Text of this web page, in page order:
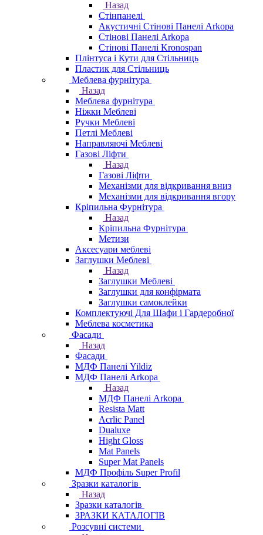
Назад
Стінпанелі
Акустичні Стінові Панелі Аrkopa
Стінові Панелі Arkopa
Стінові Панелі Kronospan
Плінтуса і Кути для Стільниць
Пластик для Стільниць
Меблева фурнітура
Назад
Меблева фурнітура
Ніжки Меблеві
Ручки Меблеві
Петлі Меблеві
Направляючі Меблеві
Газові Ліфти
Назад
Газові Ліфти
Механізми для відкривання вниз
Механізми для відкривання вгору
Кріпильна Фурнітура
Назад
Кріпильна Фурнітура
Метизи
Аксесуари меблеві
Заглушки Меблеві
Назад
Заглушки Меблеві
Заглушки для конфірмата
Заглушки самоклейки
Комплектуючі Для Шафи і Гардеробної
Меблева косметика
Фасади
Назад
Фасади
МДФ Панелі Yildiz
МДФ Панелі Arkopa
Назад
МДФ Панелі Arkopa
Resista Matt
Acrlic Panel
Dualuxe
Hight Gloss
Mat Panels
Super Mat Panels
МДФ Профіль Super Profil
Зразки каталогів
Назад
Зразки каталогів
ЗРАЗКИ КАТАЛОГІВ
Розсувні системи